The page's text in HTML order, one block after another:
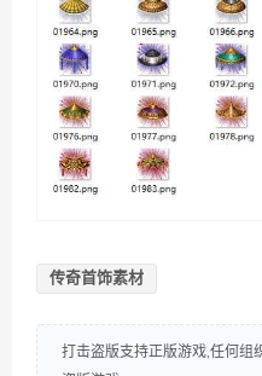
传奇首饰素材
打击盗版支持正版游戏,任何组